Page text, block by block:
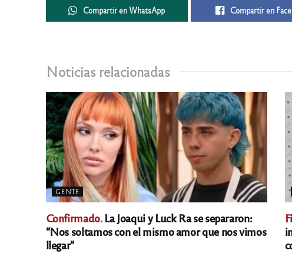
Compartir en WhatsApp Compartir en
Noticias relacionadas
GENTE
Confirmado.La Joaqui y Luck Ra se separaron:
“Nos soltamos con el mismo amor que nos vimos
llegar”